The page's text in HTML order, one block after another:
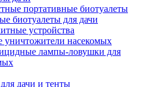
портативные биотуалеты
биотуалеты для дачи
устройства
уничтожители насекомых
лампы-ловушки для
дачи и тенты